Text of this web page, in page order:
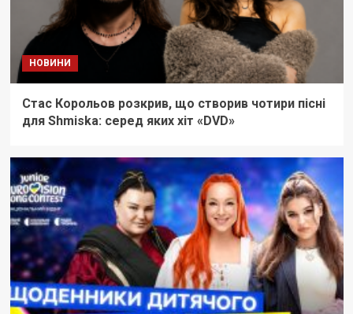
НОВИНИ
Стас Корольов розкрив, що створив чотири пісні
для Shmiska: серед яких хіт «DVD»